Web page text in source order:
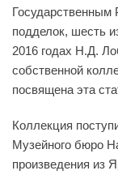
подделок, шесть
2016 годах Н.Д.
собственной
посвящена эта
Коллекция
Музейного бюро
произведения из